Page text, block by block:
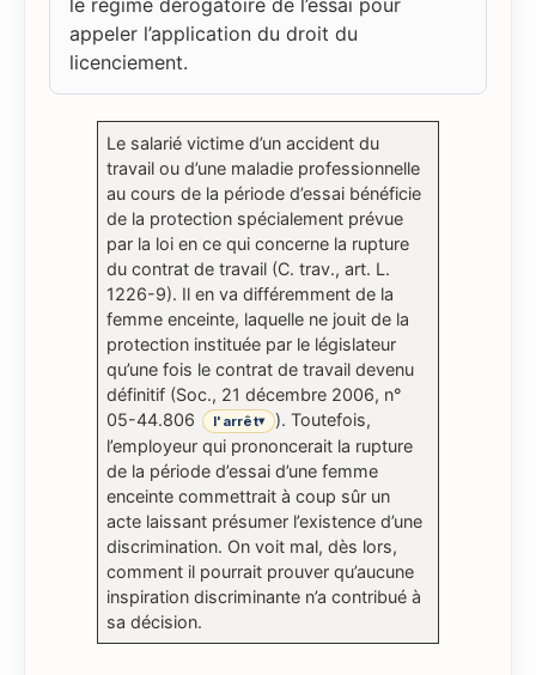
le régime dérogatoire de l’essai pour
appeler l’application du droit du
licenciement.
Le salarié victime d’un accident du
travail ou d’une maladie professionnelle
au cours de la période d’essai bénéficie
de la protection spécialement prévue
par la loi en ce qui concerne la rupture
du contrat de travail (C. trav., art. L.
1226-9). Il en va différemment de la
femme enceinte, laquelle ne jouit de la
protection instituée par le législateur
qu’une fois le contrat de travail devenu
définitif (Soc., 21 décembre 2006, n°
05-44.806
l'arrêt▾
). Toutefois,
l’employeur qui prononcerait la rupture
de la période d’essai d’une femme
enceinte commettrait à coup sûr un
acte laissant présumer l’existence d’une
discrimination. On voit mal, dès lors,
comment il pourrait prouver qu’aucune
inspiration discriminante n’a contribué à
sa décision.